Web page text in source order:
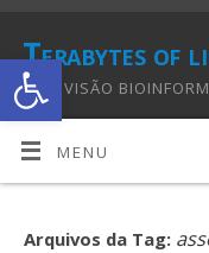
Abrir a
Terabytes of
UMA VISÃO
MENU
Arquivos da Tag: